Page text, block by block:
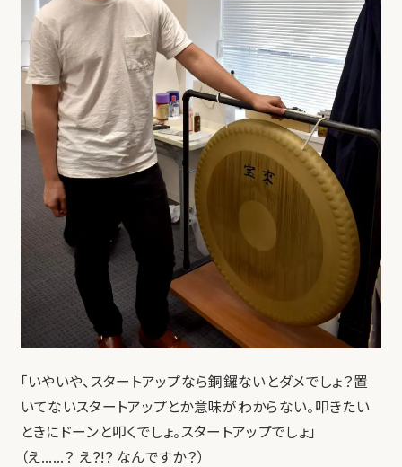
「いやいや、スタートアップなら銅鑼ないとダメでしょ？置
いてないスタートアップとか意味がわからない。叩きたい
ときにドーンと叩くでしょ。スタートアップでしょ」
（え……？ え?!? なんですか？）